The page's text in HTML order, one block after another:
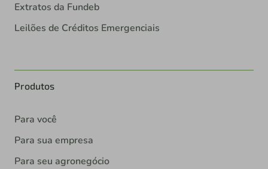
Extratos da Fundeb
Leilões de Créditos Emergenciais
Produtos
Para você
Para sua empresa
Para seu agronegócio